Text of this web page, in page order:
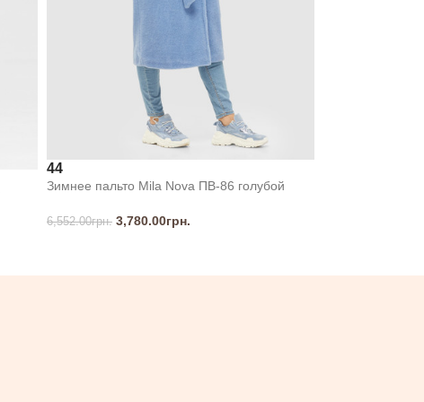
44
Зимнее пальто Mila Nova ПВ-86 голубой
6,552.00грн. 3,780.00грн.